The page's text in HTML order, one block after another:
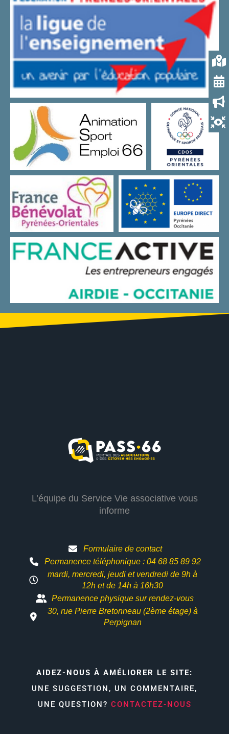
L’équipe du Service Vie associative vous
informe
Formulaire de contact
Permanence téléphonique : 04 68 85 89 92
mardi, mercredi, jeudi et vendredi de 9h à
12h etde 14h à 16h30
Permanence physique sur rendez-vous
30, rue Pierre Bretonneau (2ème étage) à
Perpignan
AIDEZ-NOUS À AMÉLIORER LE SITE:
UNE SUGGESTION, UN COMMENTAIRE,
UNE QUESTION? CONTACTEZ-NOUS